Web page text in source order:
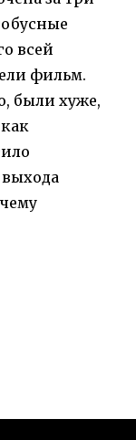
всей
фильм.
были хуже,